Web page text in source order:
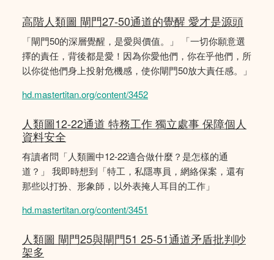
高階人類圖 閘門27-50通道的覺醒 愛才是源頭
「閘門50的深層覺醒，是愛與價值。」 「一切你願意選
擇的責任，背後都是愛！因為你愛他們，你在乎他們，所
以你從他們身上投射危機感，使你閘門50放大責任感。」
hd.mastertitan.org/content/3452
人類圖12-22通道 特務工作 獨立處事 保障個人
資料安全
有讀者問「人類圖中12-22適合做什麼？是怎樣的通
道？」 我即時想到「特工，私隱專員，網絡保案，還有
那些以打扮、形象師，以外表掩人耳目的工作」
hd.mastertitan.org/content/3451
人類圖 閘門25與閘門51 25-51通道矛盾批判吵
架多